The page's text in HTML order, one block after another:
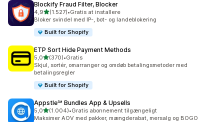
Blockify Fraud Filter, Blocker
4,9ud af 5 stjerner
(1.527)
1527 anmeldelser i alt
•Gratis at installere
Bloker svindel med IP-, bot- og landeblokering
Built for Shopify
ETP Sort Hide Payment Methods
5,0ud af 5 stjerner
(370)
370 anmeldelser i alt
•Gratis
Skjul, sortér, omarranger og omdøb betalingsmetoder med
betalingsregler
Built for Shopify
Appstle℠ Bundles App & Upsells
5,0ud af 5 stjerner
(1.004)
1004 anmeldelser i alt
•Gratis abonnement tilgængeligt
Maksimer AOV med pakker, mængderabat, mersalg og BOGO